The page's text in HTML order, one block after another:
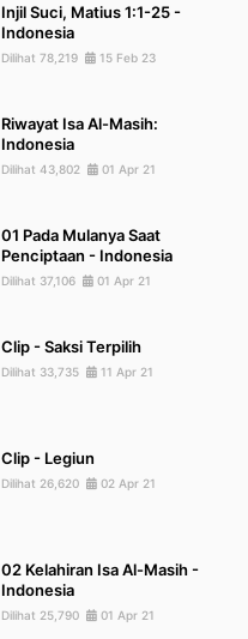
Injil Suci, Matius 1:1-25 -
Indonesia
Dilihat 78,219 15 Feb 23
Riwayat Isa Al-Masih:
Indonesia
Dilihat 43,802 01 Apr 21
01 Pada Mulanya Saat
Penciptaan - Indonesia
Dilihat 37,106 01 Apr 21
Clip - Saksi Terpilih
Dilihat 33,735 11 Apr 21
Clip - Legiun
Dilihat 26,620 02 Apr 21
02 Kelahiran Isa Al-Masih -
Indonesia
Dilihat 25,790 01 Apr 21